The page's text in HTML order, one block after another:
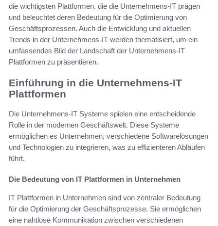
die wichtigsten Plattformen, die die Unternehmens-IT prägen
und beleuchtet deren Bedeutung für die Optimierung von
Geschäftsprozessen. Auch die Entwicklung und aktuellen
Trends in der Unternehmens-IT werden thematisiert, um ein
umfassendes Bild der Landschaft der Unternehmens-IT
Plattformen zu präsentieren.
Einführung in die Unternehmens-IT
Plattformen
Die Unternehmens-IT Systeme spielen eine entscheidende
Rolle in der modernen Geschäftswelt. Diese Systeme
ermöglichen es Unternehmen, verschiedene Softwarelösungen
und Technologien zu integrieren, was zu effizienteren Abläufen
führt.
Die Bedeutung von IT Plattformen in Unternehmen
IT Plattformen in Unternehmen sind von zentraler Bedeutung
für die Optimierung der Geschäftsprozesse. Sie ermöglichen
eine nahtlose Kommunikation zwischen verschiedenen